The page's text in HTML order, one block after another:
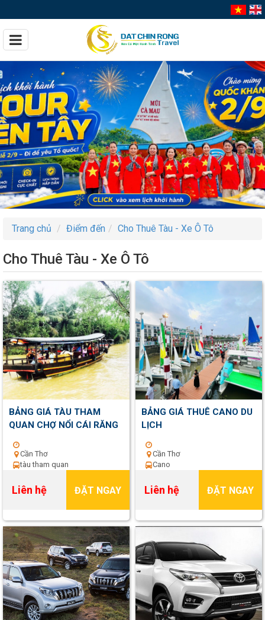
Trang chủ Điểm đến Cho Thuê Tàu - Xe Ô Tô
Cho Thuê Tàu - Xe Ô Tô
BẢNG GIÁ TÀU THAM
QUAN CHỢ NỔI CÁI RĂNG
Cần Thơ
tàu tham quan
Liên hệ ĐẶT NGAY
BẢNG GIÁ THUÊ CANO DU
LỊCH
Cần Thơ
Cano
Liên hệ ĐẶT NGAY